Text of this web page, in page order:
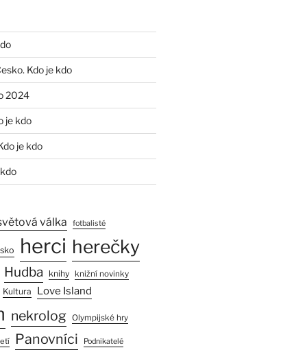
Kdo je kdo
2024
je kdo
je kdo
válka fotbalisté
herci herečky
Hudba knihy knižní novinky
Kultura Love Island
nekrolog Olympijské hry
Panovníci Podnikatelé